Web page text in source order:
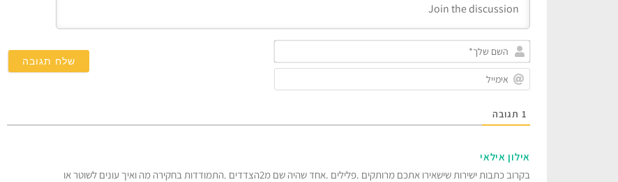
השם
שלך*
1 תגובה
אילון אילאי
בקרוב כתבות ישירות שישאירו אתכם מרותקים .פלילים .אחד שהיה שם מ2הצדדים .התמודדות בחקירה מה ואיך עונים לשוטר או